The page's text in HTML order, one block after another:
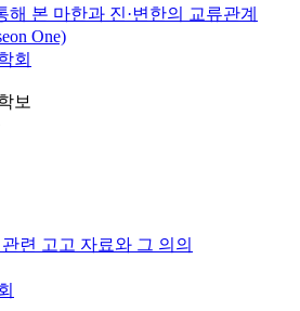
해 본 마한과 진·변한의 교류관계
One)
회
보
련 고고 자료와 그 의의